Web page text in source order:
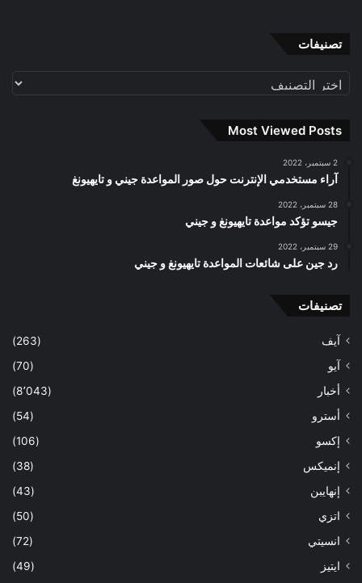
تصنيفات
تصنيفات
Most Viewed Posts
2 سبتمبر، 2022
آراء مستخدمي الإنترنت حول صور المواعدة جيني و تايهيونغ
28 سبتمبر، 2022
جيسو تؤكد مواعدة تايهيونغ و جيني
29 سبتمبر، 2022
رد جين على شائعات المواعدة تايهيونغ و جيني
تصنيفات
آيف
(263)
آيو
(70)
أخبار
(8٬043)
أسترو
(54)
إكسو
(106)
إنميكس
(38)
إنهايبن
(43)
اتزي
(50)
انسيتي
(72)
ايتيز
(49)